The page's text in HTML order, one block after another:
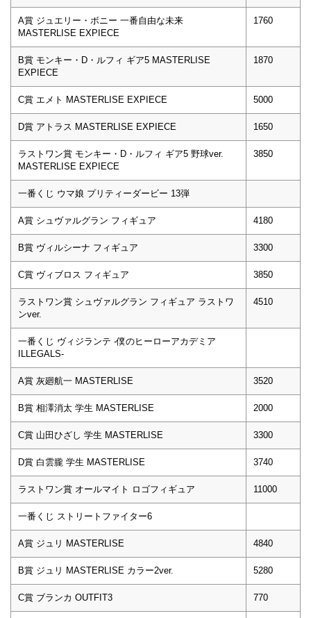
A賞 ジュエリー・ボニー 一番自由な未来
MASTERLISE EXPIECE
1760
B賞 モンキー・D・ルフィ ギア5 MASTERLISE
EXPIECE
1870
C賞 エメト MASTERLISE EXPIECE 5000
D賞 アトラス MASTERLISE EXPIECE 1650
ラストワン賞 モンキー・D・ルフィ ギア5 野球ver.
MASTERLISE EXPIECE
3850
一番くじ ウマ娘 プリティーダービー 13弾
A賞 シュヴァルグラン フィギュア 4180
B賞 ヴィルシーナ フィギュア 3300
C賞 ヴィブロス フィギュア 3850
ラストワン賞 シュヴァルグラン フィギュア ラストワ
ンver.
4510
一番くじ ヴィジランテ -僕のヒーローアカデミア
ILLEGALS-
A賞 灰廻航一 MASTERLISE 3520
B賞 相澤消太 学生 MASTERLISE 2000
C賞 山田ひざし 学生 MASTERLISE 3300
D賞 白雲朧 学生 MASTERLISE 3740
ラストワン賞 オールマイト ロゴフィギュア 11000
一番くじ ストリートファイター6
A賞 ジュリ MASTERLISE 4840
B賞 ジュリ MASTERLISE カラー2ver. 5280
C賞 ブランカ OUTFIT3 770